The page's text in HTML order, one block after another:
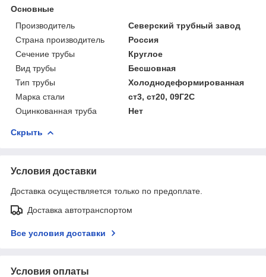
Основные
Производитель
Северский трубный завод
Страна производитель
Россия
Сечение трубы
Круглое
Вид трубы
Бесшовная
Тип трубы
Холоднодеформированная
Марка стали
ст3, ст20, 09Г2С
Оцинкованная труба
Нет
Скрыть
Условия доставки
Доставка осуществляется только по предоплате.
Доставка автотранспортом
Все условия доставки
Условия оплаты